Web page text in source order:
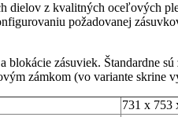
z kvalitných oceľových
požadovanej
blokácie zásuviek. Štandardne
zámkom (vo variante skrine
731 x 753